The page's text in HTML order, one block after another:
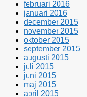
februari 2016
januari 2016
december 2015
november 2015
oktober 2015
september 2015
augusti 2015
juli 2015
juni 2015
maj 2015
april 2015